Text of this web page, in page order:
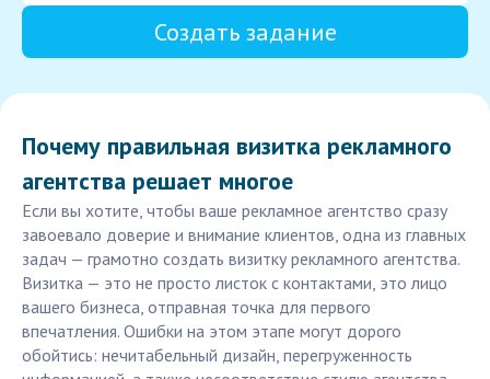
Создать задание
Почему правильная визитка рекламного
агентства решает многое
Если вы хотите, чтобы ваше рекламное агентство сразу
завоевало доверие и внимание клиентов, одна из главных
задач — грамотно создать визитку рекламного агентства.
Визитка — это не просто листок с контактами, это лицо
вашего бизнеса, отправная точка для первого
впечатления. Ошибки на этом этапе могут дорого
обойтись: нечитабельный дизайн, перегруженность